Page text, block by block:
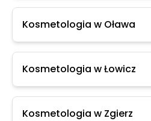
Kosmetologia w Oława
Kosmetologia w Łowicz
Kosmetologia w Zgierz